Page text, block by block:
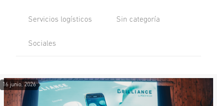
Servicios logísticos Sin categoría
Sociales
16 junio, 2026